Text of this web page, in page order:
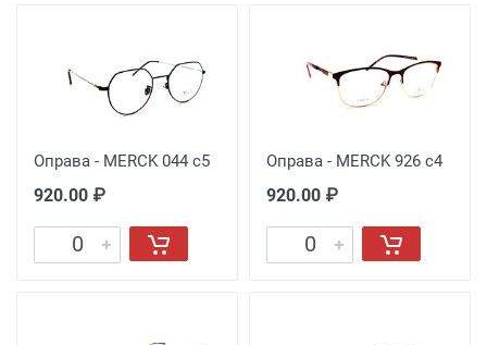
Оправа - MERCK 044 с5
920.00 ₽
Оправа - MERCK 926 с4
920.00 ₽